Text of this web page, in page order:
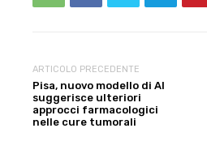
ARTICOLO PRECEDENTE
Pisa, nuovo modello di AI
suggerisce ulteriori
approcci farmacologici
nelle cure tumorali